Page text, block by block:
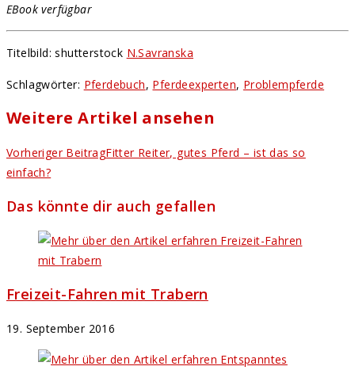
EBook verfügbar
Titelbild: shutterstock N.Savranska
Schlagwörter: Pferdebuch, Pferdeexperten, Problempferde
Weitere Artikel ansehen
Vorheriger BeitragFitter Reiter, gutes Pferd – ist das so
einfach?
Das könnte dir auch gefallen
Freizeit-Fahren mit Trabern
19. September 2016